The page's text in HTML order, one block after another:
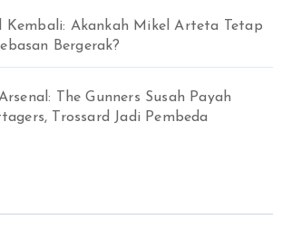
Kembali: Akankah Mikel Arteta Tetap
Bergerak?
The Gunners Susah Payah
Trossard Jadi Pembeda